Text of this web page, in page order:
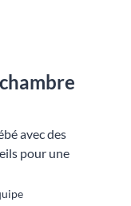
avec des
pour une